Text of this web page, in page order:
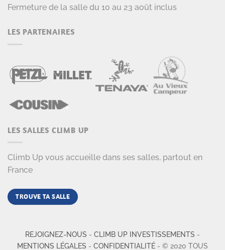
Fermeture de la salle du 10 au 23 août inclus
LES PARTENAIRES
LES SALLES CLIMB UP
Climb Up vous accueille dans ses salles, partout en
France
TROUVE TA SALLE
REJOIGNEZ-NOUS - CLIMB UP INVESTISSEMENTS -
MENTIONS LÉGALES - CONFIDENTIALITÉ - © 2020 TOUS